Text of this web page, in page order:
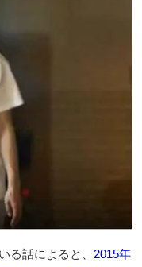
る話によると、 2015年